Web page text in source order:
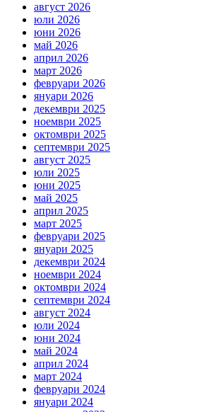
август 2026
юли 2026
юни 2026
май 2026
април 2026
март 2026
февруари 2026
януари 2026
декември 2025
ноември 2025
октомври 2025
септември 2025
август 2025
юли 2025
юни 2025
май 2025
април 2025
март 2025
февруари 2025
януари 2025
декември 2024
ноември 2024
октомври 2024
септември 2024
август 2024
юли 2024
юни 2024
май 2024
април 2024
март 2024
февруари 2024
януари 2024